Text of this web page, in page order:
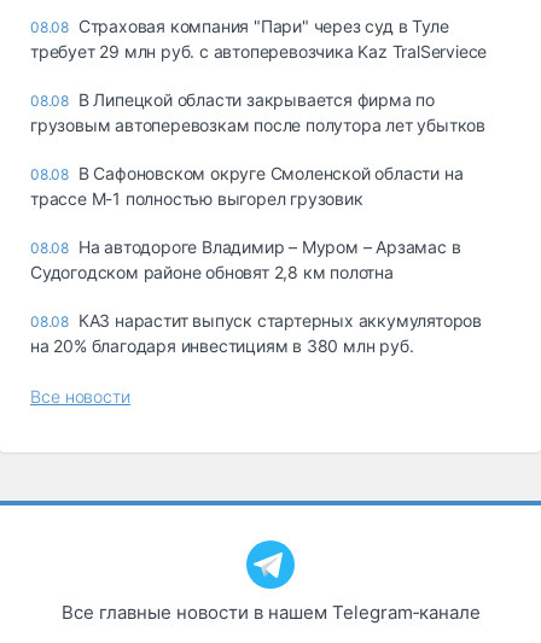
08.08 Страховая компания "Пари" через суд в Туле
требует 29 млн руб. с автоперевозчика Kaz TralServiece
08.08 В Липецкой области закрывается фирма по
грузовым автоперевозкам после полутора лет убытков
08.08 В Сафоновском округе Смоленской области на
трассе М-1 полностью выгорел грузовик
08.08 На автодороге Владимир – Муром – Арзамас в
Судогодском районе обновят 2,8 км полотна
08.08 КАЗ нарастит выпуск стартерных аккумуляторов
на 20% благодаря инвестициям в 380 млн руб.
Все новости
Все главные новости в нашем Telegram‑канале